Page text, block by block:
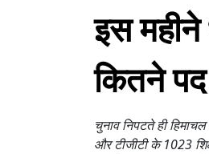
इस महीने
कितने पद
चुनाव निपटते ही
और टीजीटी के 1023